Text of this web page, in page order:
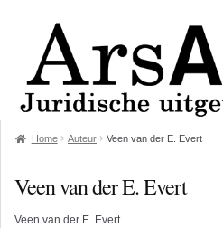
Home Auteur Veen van der E. Evert
Veen van der E. Evert
Veen van der E. Evert